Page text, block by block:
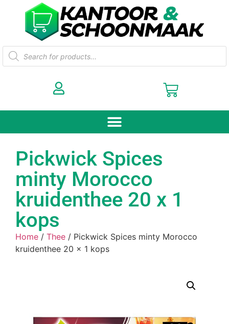
Pickwick Spices
minty Morocco
kruidenthee 20 x 1
kops
Home / Thee / Pickwick Spices minty Morocco
kruidenthee 20 x 1 kops